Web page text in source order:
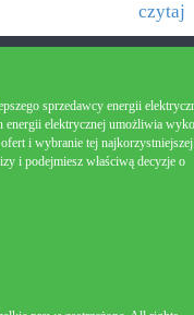
czytaj
sprzedawcy energii
energii elektrycznej umożliwia
i wybranie tej
i podejmiesz właściwą decyzje o